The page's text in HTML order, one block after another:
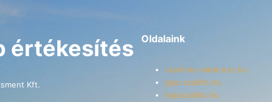
értékesítés
Kft.
Oldalaink
utanfuto-alkatresz.hu
gep-szallito.hu
hajoszallito.hu